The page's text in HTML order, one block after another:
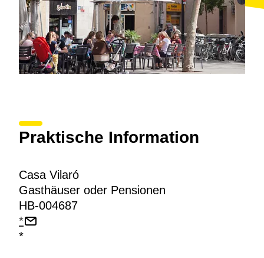
Praktische Information
Casa Vilaró
Gasthäuser oder Pensionen
HB-004687
*
*